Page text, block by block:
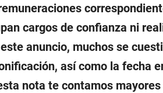
cargos de confianza ni
anuncio, muchos se
así como la fecha
nota te contamos mayores